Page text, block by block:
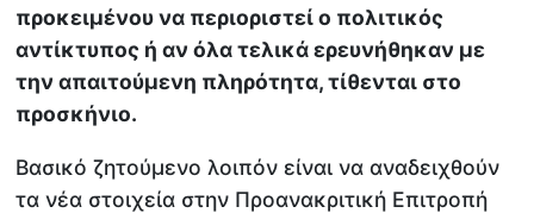
προκειμένου να περιοριστεί ο πολιτικός
αντίκτυπος ή αν όλα τελικά ερευνήθηκαν με
την απαιτούμενη πληρότητα, τίθενται στο
προσκήνιο.
Βασικό ζητούμενο λοιπόν είναι να αναδειχθούν
τα νέα στοιχεία στην Προανακριτική Επιτροπή